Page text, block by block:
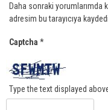
Daha sonraki yorumlarımda
adresim bu tarayıcıya
Captcha *
Type the text displayed